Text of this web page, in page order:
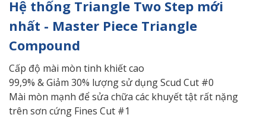
Hệ thống Triangle Two Step mới
nhất - Master Piece Triangle
Compound
Cấp độ mài mòn tinh khiết cao
99,9% & Giảm 30% lượng sử dụng Scud Cut #0
Mài mòn mạnh để sửa chữa các khuyết tật rất nặng
trên sơn cứng Fines Cut #1